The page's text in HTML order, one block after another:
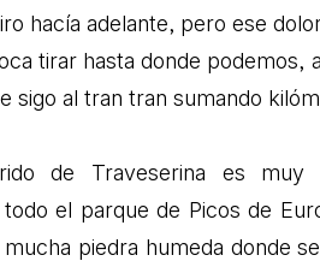
hacía adelante, pero ese
tirar hasta donde podemos,
sigo al tran tran sumando
de Traveserina es muy
el parque de Picos de
mucha piedra humeda donde